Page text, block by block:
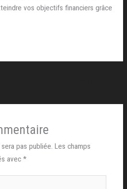
vos objectifs financiers grâce
pas publiée. Les champs
avec *